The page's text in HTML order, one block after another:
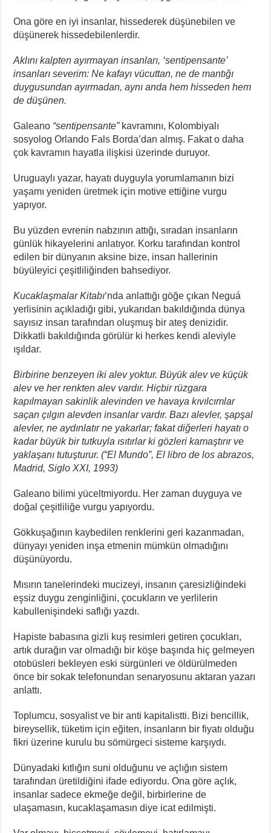
Ona göre en iyi insanlar, hissederek düşünebilen ve
düşünerek hissedebilenlerdir.
Aklını kalpten ayırmayan insanları, ‘sentipensante’
insanları severim: Ne kafayı vücuttan, ne de mantığı
duygusundan ayırmadan, aynı anda hem hisseden hem
de düşünen.
Galeano “sentipensante”kavramını, Kolombiyalı
sosyolog Orlando Fals Borda’dan almış. Fakat o daha
çok kavramın hayatla ilişkisi üzerinde duruyor.
Uruguaylı yazar, hayatı duyguyla yorumlamanın bizi
yaşamı yeniden üretmek için motive ettiğine vurgu
yapıyor.
Bu yüzden evrenin nabzının attığı, sıradan insanların
günlük hikayelerini anlatıyor. Korku tarafından kontrol
edilen bir dünyanın aksine bize, insan hallerinin
büyüleyici çeşitliliğinden bahsediyor.
Kucaklaşmalar Kitabı‘nda anlattığı göğe çıkan Neguá
yerlisinin açıkladığı gibi, yukarıdan bakıldığında dünya
sayısız insan tarafından oluşmuş bir ateş denizidir.
Dikkatli bakıldığında görülür ki herkes kendi aleviyle
ışıldar.
Birbirine benzeyen iki alev yoktur. Büyük alev ve küçük
alev ve her renkten alev vardır. Hiçbir rüzgara
kapılmayan sakinlik alevinden ve havaya kıvılcımlar
saçan çılgın alevden insanlar vardır. Bazı alevler, şapşal
alevler, ne aydınlatır ne yakarlar; fakat diğerleri hayatı o
kadar büyük bir tutkuyla ısıtırlar ki gözleri kamaştırır ve
yaklaşanı tutuşturur. (“El Mundo”, El libro de los abrazos,
Madrid, Siglo XXI, 1993)
Galeano bilimi yüceltmiyordu. Her zaman duyguya ve
doğal çeşitliliğe vurgu yapıyordu.
Gökkuşağının kaybedilen renklerini geri kazanmadan,
dünyayı yeniden inşa etmenin mümkün olmadığını
düşünüyordu.
Mısırın tanelerindeki mucizeyi, insanın çaresizliğindeki
eşsiz duygu zenginliğini, çocukların ve yerlilerin
kabullenişindeki saflığı yazdı.
Hapiste babasına gizli kuş resimleri getiren çocukları,
artık durağın var olmadığı bir köşe başında hiç gelmeyen
otobüsleri bekleyen eski sürgünleri ve öldürülmeden
önce bir sokak telefonundan senaryosunu aktaran yazarı
anlattı.
Toplumcu, sosyalist ve bir anti kapitalistti. Bizi bencillik,
bireysellik, tüketim için eğiten, insanların bir fiyatı olduğu
fikri üzerine kurulu bu sömürgeci sisteme karşıydı.
Dünyadaki kıtlığın suni olduğunu ve açlığın sistem
tarafından üretildiğini ifade ediyordu. Ona göre açlık,
insanlar sadece ekmeğe değil, birbirlerine de
ulaşamasın, kucaklaşamasın diye icat edilmişti.